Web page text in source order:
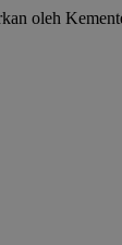
oleh